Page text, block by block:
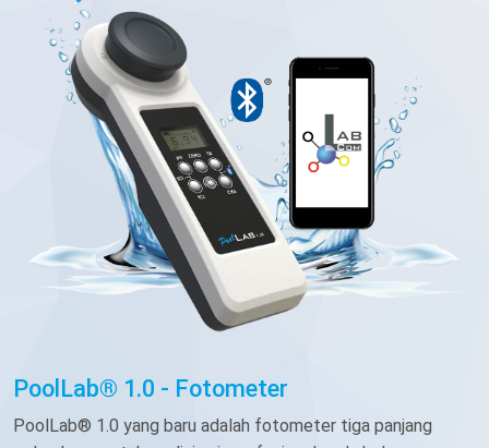
PoolLab® 1.0 - Fotometer
PoolLab® 1.0 yang baru adalah fotometer tiga panjang